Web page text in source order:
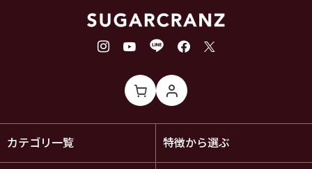
カテゴリ一覧 特徴から選ぶ